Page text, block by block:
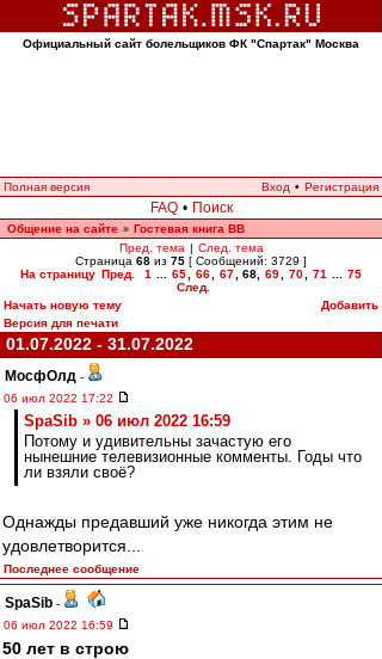
Официальный сайт болельщиков ФК "Спартак" Москва
Полная версия Вход • Регистрация
FAQ • Поиск
Общение на сайте » Гостевая книга ВВ
Пред. тема | След. тема
Страница 68 из 75 [ Сообщений: 3729 ]
На страницу Пред. 1 65 66 67 68 69 70 71
75
След.
Начать новую тему
Добавить
Версия для печати
01.07.2022 - 31.07.2022
МосфОлд -
06 июл 2022 17:22
SpaSib » 06 июл 2022 16:59
Потому и удивительны зачастую его
нынешние телевизионные комменты. Годы что
ли взяли своё?
Однажды предавший уже никогда этим не
удовлетворится...
Последнее сообщение
SpaSib -
06 июл 2022 16:59
50 лет в строю